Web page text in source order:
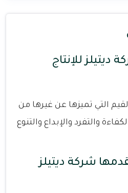
ديتيلز للإنتاج
التي تميزها عن غيرها من
والتفرد والإبداع والتنوع
شركة ديتيلز